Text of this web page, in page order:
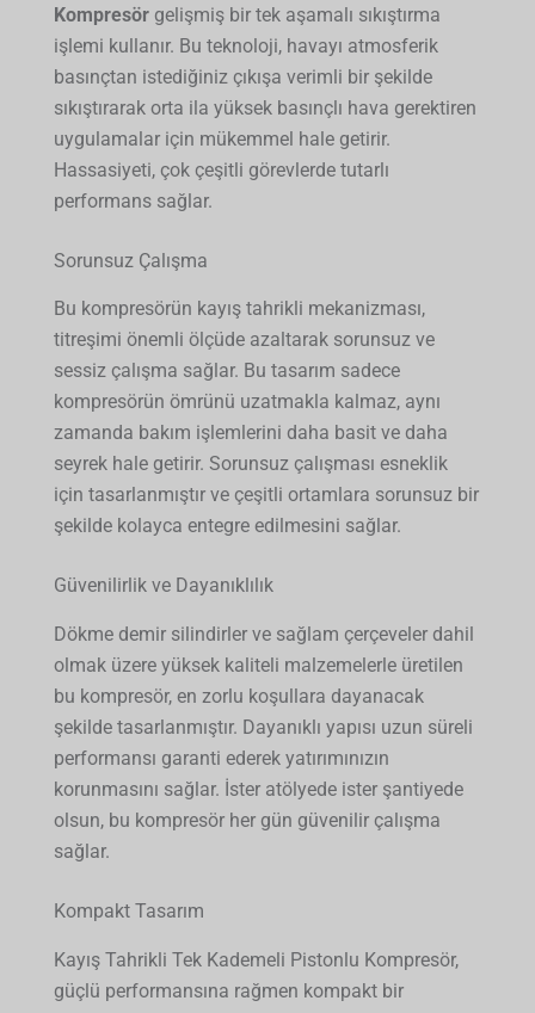
Kompresörgelişmiş bir tek aşamalı sıkıştırma
işlemi kullanır. Bu teknoloji, havayı atmosferik
basınçtan istediğiniz çıkışa verimli bir şekilde
sıkıştırarak orta ila yüksek basınçlı hava gerektiren
uygulamalar için mükemmel hale getirir.
Hassasiyeti, çok çeşitli görevlerde tutarlı
performans sağlar.
Sorunsuz Çalışma
Bu kompresörün kayış tahrikli mekanizması,
titreşimi önemli ölçüde azaltarak sorunsuz ve
sessiz çalışma sağlar. Bu tasarım sadece
kompresörün ömrünü uzatmakla kalmaz, aynı
zamanda bakım işlemlerini daha basit ve daha
seyrek hale getirir. Sorunsuz çalışması esneklik
için tasarlanmıştır ve çeşitli ortamlara sorunsuz bir
şekilde kolayca entegre edilmesini sağlar.
Güvenilirlik ve Dayanıklılık
Dökme demir silindirler ve sağlam çerçeveler dahil
olmak üzere yüksek kaliteli malzemelerle üretilen
bu kompresör, en zorlu koşullara dayanacak
şekilde tasarlanmıştır. Dayanıklı yapısı uzun süreli
performansı garanti ederek yatırımınızın
korunmasını sağlar. İster atölyede ister şantiyede
olsun, bu kompresör her gün güvenilir çalışma
sağlar.
Kompakt Tasarım
Kayış Tahrikli Tek Kademeli Pistonlu Kompresör,
güçlü performansına rağmen kompakt bir